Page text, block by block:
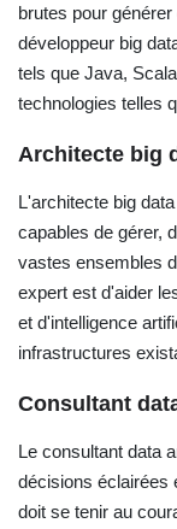
brutes pour
développeur big
tels que Java,
technologies telles
Architecte big
L'architecte big
capables de gérer,
vastes ensembles
expert est d'aider
et d'intelligence
infrastructures
Consultant
Le consultant data
décisions éclairées
doit se tenir au